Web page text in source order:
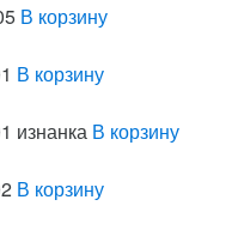
В корзину
В корзину
изнанка В корзину
В корзину